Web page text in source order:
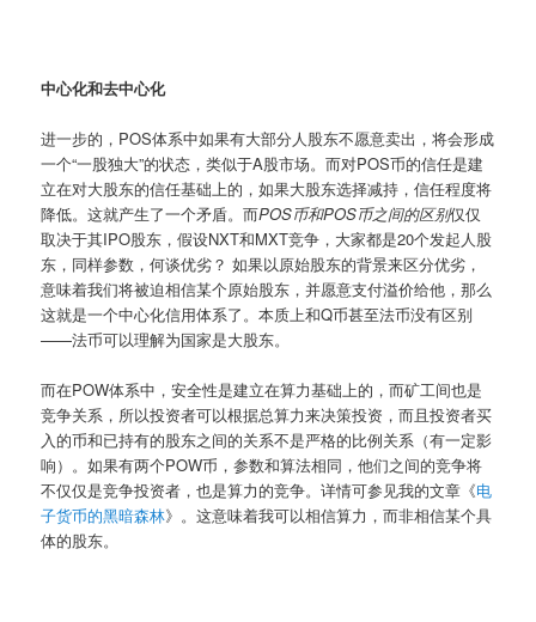
中心化和去中心化
进一步的，POS体系中如果有大部分人股东不愿意卖出，将会形成
一个“一股独大”的状态，类似于A股市场。而对POS币的信任是建
立在对大股东的信任基础上的，如果大股东选择减持，信任程度将
降低。这就产生了一个矛盾。而POS币和POS币之间的区别仅仅
取决于其IPO股东，假设NXT和MXT竞争，大家都是20个发起人股
东，同样参数，何谈优劣？ 如果以原始股东的背景来区分优劣，
意味着我们将被迫相信某个原始股东，并愿意支付溢价给他，那么
这就是一个中心化信用体系了。本质上和Q币甚至法币没有区别
——法币可以理解为国家是大股东。
而在POW体系中，安全性是建立在算力基础上的，而矿工间也是
竞争关系，所以投资者可以根据总算力来决策投资，而且投资者买
入的币和已持有的股东之间的关系不是严格的比例关系（有一定影
响）。如果有两个POW币，参数和算法相同，他们之间的竞争将
不仅仅是竞争投资者，也是算力的竞争。详情可参见我的文章《电
子货币的黑暗森林》。这意味着我可以相信算力，而非相信某个具
体的股东。